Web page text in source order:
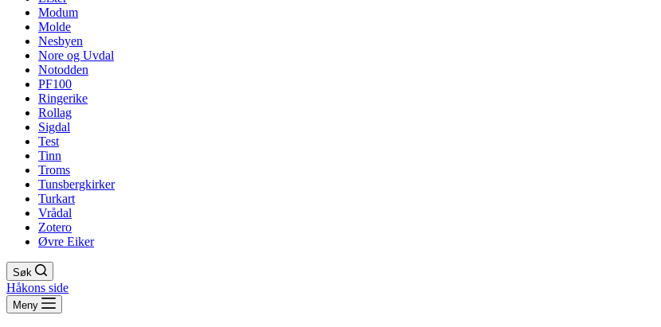
Modum
Molde
Nesbyen
Nore og Uvdal
Notodden
PF100
Ringerike
Rollag
Sigdal
Test
Tinn
Troms
Tunsbergkirker
Turkart
Vrådal
Zotero
Øvre Eiker
Søk
Håkons side
Meny